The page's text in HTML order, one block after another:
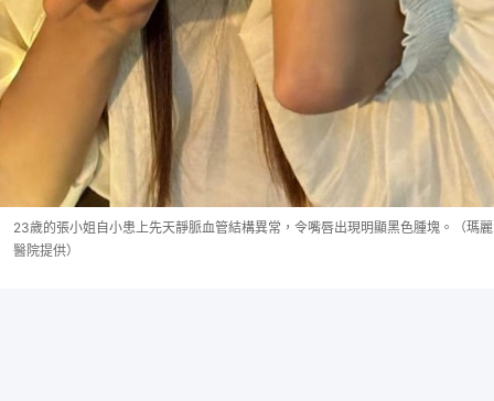
23歲的張小姐自小患上先天靜脈血管結構異常，令嘴唇出現明顯黑色腫塊。（瑪麗
醫院提供）